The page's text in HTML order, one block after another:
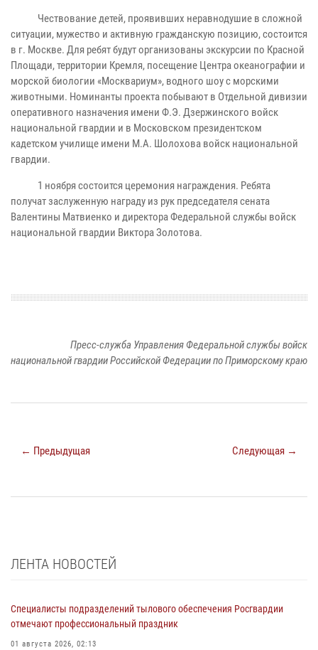
Чествование детей, проявивших неравнодушие в сложной
ситуации, мужество и активную гражданскую позицию, состоится
в г. Москве. Для ребят будут организованы экскурсии по Красной
Площади, территории Кремля, посещение Центра океанографии и
морской биологии «Москвариум», водного шоу с морскими
животными. Номинанты проекта побывают в Отдельной дивизии
оперативного назначения имени Ф.Э. Дзержинского войск
национальной гвардии и в Московском президентском
кадетском училище имени М.А. Шолохова войск национальной
гвардии.
1 ноября состоится церемония награждения. Ребята
получат заслуженную награду из рук председателя сената
Валентины Матвиенко и директора Федеральной службы войск
национальной гвардии Виктора Золотова.
Пресс-служба Управления Федеральной службы войск
национальной гвардии Российской Федерации по Приморскому краю
← Предыдущая Следующая →
ЛЕНТА НОВОСТЕЙ
Специалисты подразделений тылового обеспечения Росгвардии
отмечают профессиональный праздник
01 августа 2026, 02:13